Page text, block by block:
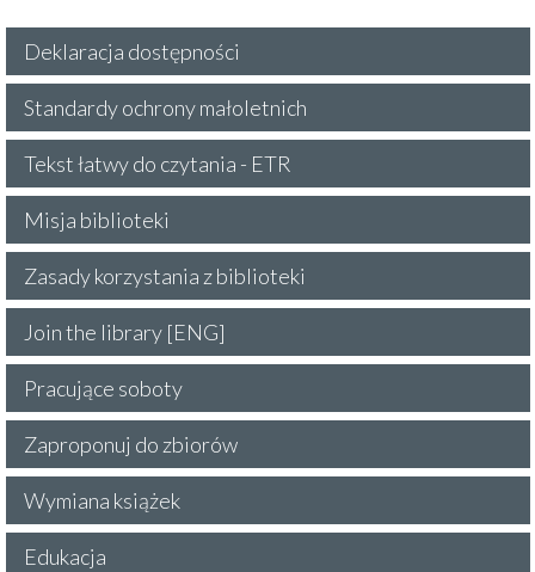
Deklaracja dostępności
Standardy ochrony małoletnich
Tekst łatwy do czytania - ETR
Misja biblioteki
Zasady korzystania z biblioteki
Join the library [ENG]
Pracujące soboty
Zaproponuj do zbiorów
Wymiana książek
Edukacja